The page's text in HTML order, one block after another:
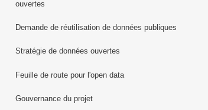
ouvertes
Demande de réutilisation de données publiques
Stratégie de données ouvertes
Feuille de route pour l'open data
Gouvernance du projet